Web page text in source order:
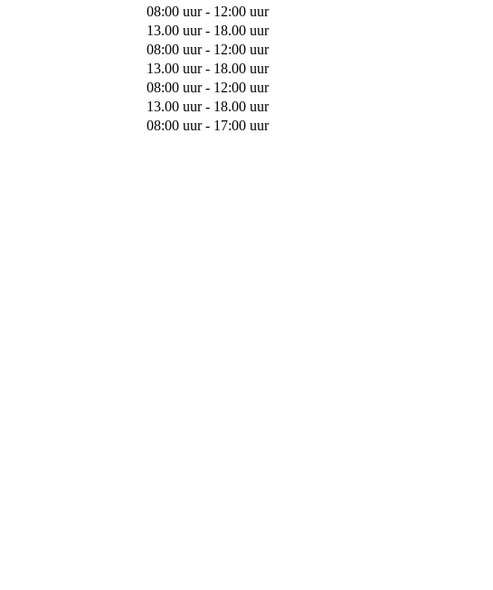
08:00 uur - 12:00 uur
13.00 uur - 18.00 uur
08:00 uur - 12:00 uur
13.00 uur - 18.00 uur
08:00 uur - 12:00 uur
13.00 uur - 18.00 uur
08:00 uur - 17:00 uur